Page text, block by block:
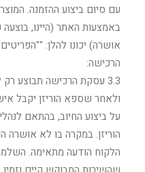
עם סיום ביצוע ההזמנה.
באמצעות האתר (היינו,
אושרה) יכונו להלן:
הרכישה:
3.3 עסקת הרכישה תבוצע
ולאחר שספא הוריזן יקבל
על ביצוע החיוב, בהתאם
הוריזן. במקרה בו לא
הלקוח הודעה מתאימה.